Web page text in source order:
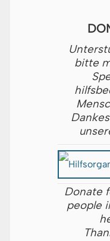
bitte
Donate
people